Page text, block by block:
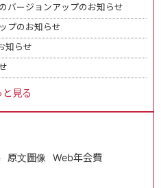
バージョンアップのお知らせ
プのお知らせ
知らせ
と見る
原文圖像 Web年会費